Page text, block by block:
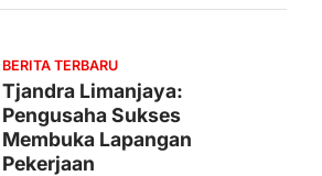
situasi…
BERITA TERBARU
Tjandra Limanjaya:
Pengusaha Sukses
Membuka Lapangan
Pekerjaan